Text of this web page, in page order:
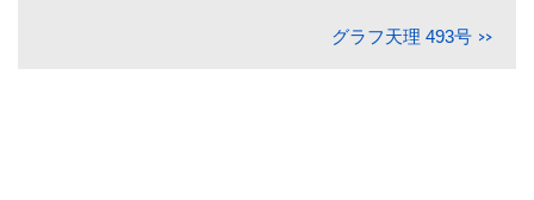
グラフ天理 493号